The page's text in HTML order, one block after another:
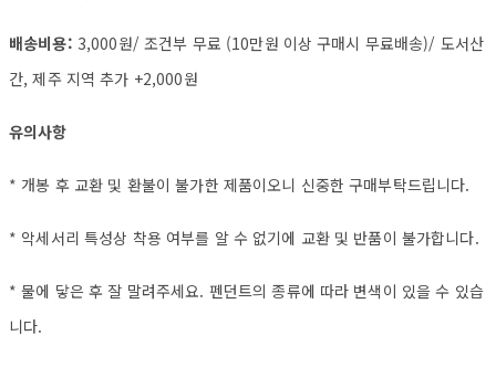
배송비용: 3,000원/ 조건부 무료 (10만원 이상 구매시 무료배송)/ 도서산
간, 제주 지역 추가 +2,000원
유의사항
* 개봉 후 교환 및 환불이 불가한 제품이오니 신중한 구매부탁드립니다.
* 악세서리 특성상 착용 여부를 알 수 없기에 교환 및 반품이 불가합니다.
* 물에 닿은 후 잘 말려주세요. 펜던트의 종류에 따라 변색이 있을 수 있습
니다.